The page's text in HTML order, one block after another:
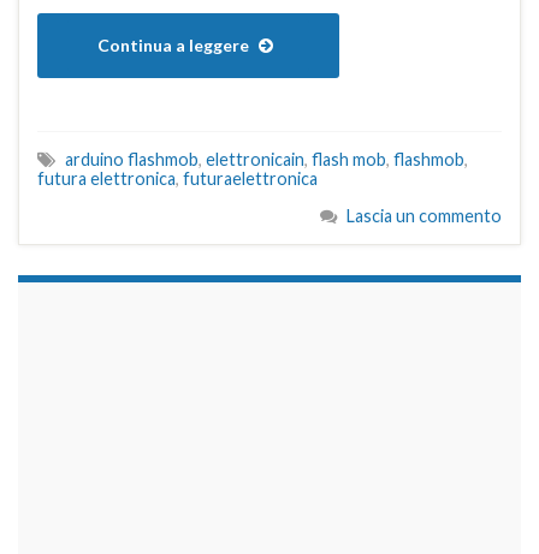
Continua a leggere
arduino flashmob, elettronicain, flash mob, flashmob,
futura elettronica, futuraelettronica
Lascia un commento